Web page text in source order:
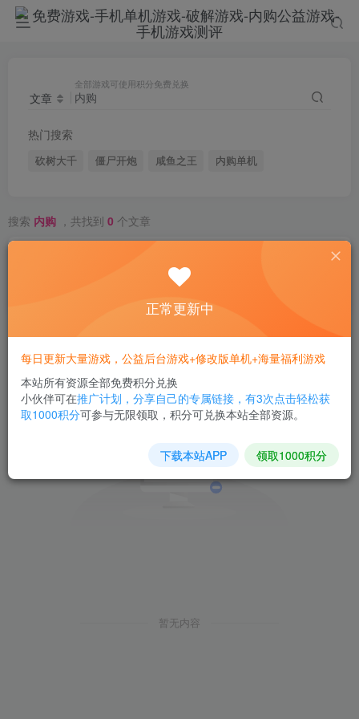
文章
全部游戏可使用积分免费兑换
热门搜索
砍树大千 僵尸开炮 咸鱼之王 内购单机
搜索 内购 ，共找到 0 个文章
暂无内容
正常更新中
每日更新大量游戏，公益后台游戏+修改版单机+海量福利游戏
本站所有资源全部免费积分兑换
小伙伴可在推广计划，分享自己的专属链接，有3次点击轻松获
取1000积分可参与无限领取，积分可兑换本站全部资源。
下载本站APP 领取1000积分